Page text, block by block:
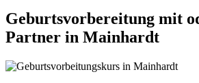
Geburtsvorbereitung mit
Partner in Mainhardt